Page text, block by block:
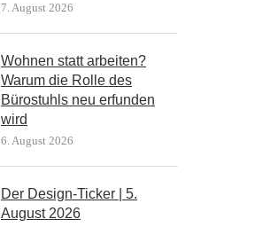
7. August 2026
Wohnen statt arbeiten?
Warum die Rolle des
Bürostuhls neu erfunden
wird
6. August 2026
Der Design-Ticker | 5.
August 2026